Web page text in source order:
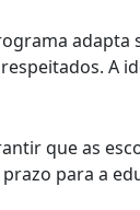
A
que as
para a